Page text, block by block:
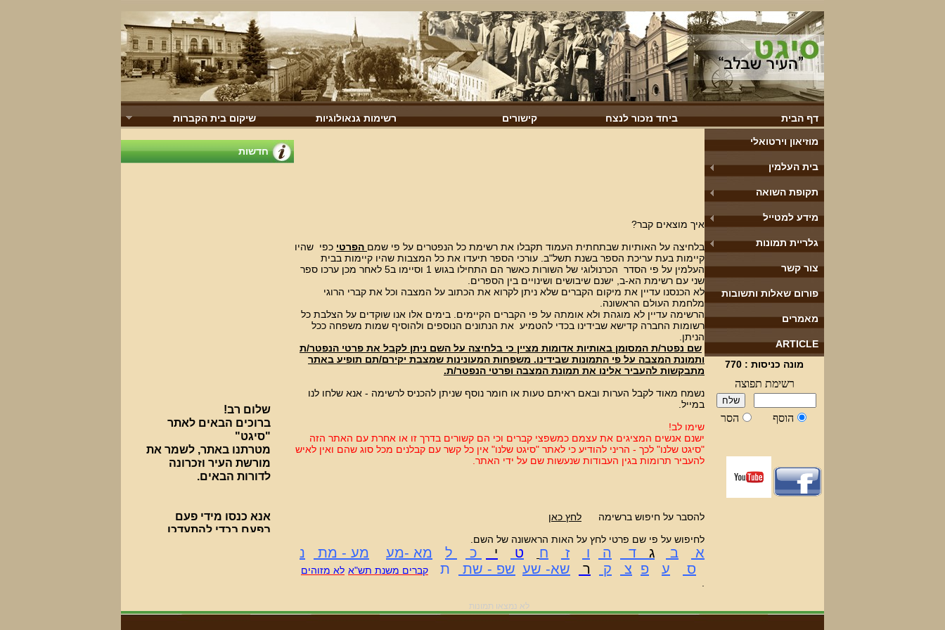
דף הבית ביחד נזכור לנצח קישורים רשימות גנאולוגיות שיקום בית הקברות
מוזיאון וירטואלי
בית העלמין
תקופת השואה
מידע למטייל
גלריית תמונות
צור קשר
פורום שאלות ותשובות
מאמרים
ARTICLE
מונה כניסות : 770
איך מוצאים קבר?
בלחיצה על האותיות שבתחתית העמוד תקבלו את רשימת כל הנפטרים על פי שמם הפרטי כפי שהיו
קיימות בעת עריכת הספר בשנת תשל"ב. עורכי הספר תיעדו את כל המצבות שהיו קיימות בבית
העלמין על פי הסדר הכרנולוגי של השורות כאשר הם התחילו בגוש 1 וסיימו ב5 לאחר מכן ערכו ספר
שני עם רשימת הא-ב, ישנם שיבושים ושינויים בין הספרים.
לא הכנסנו עדיין את מיקום הקברים שלא ניתן לקרוא את הכתוב על המצבה וכל את קברי הרוגי
מלחמת העולם הראשונה.
הרשימה עדיין לא מוגהת ולא אומתה על פי הקברים הקיימים. בימים אלו אנו שוקדים על הצלבת כל
רשומות החברה קדישא שבידינו בכדי להטמיע את הנתונים הנוספים ולהוסיף שמות משפחה ככל
הניתן.
שם נפטר/ת המסומן באותיות אדומות מציין כי בלחיצה על השם ניתן לקבל את פרטי הנפטר/ת
ותמונת המצבה על פי התמונות שבידינו. משפחות המעונינות שמצבת יקירם/תם תופיע באתר
מתבקשות להעביר אלינו את תמונת המצבה ופרטי הנפטר/ת.
נשמח מאוד לקבל הערות ובאם ראיתם טעות או חומר נוסף שניתן להכניס לרשימה - אנא שלחו לנו
במייל.
שימו לב!
ישנם אנשים המציגים את עצמם כמשפצי קברים וכי הם קשורים בדרך זו או אחרת עם האתר הזה
"סיגט שלנו" לכך - הריני להודיע כי לאתר "סיגט שלנו" אין כל קשר עם קבלנים מכל סוג שהם ואין לאיש
להעביר תרומות בגין העבודות שנעשות שם על ידי האתר.
להסבר על חיפוש ברשימה לחץ כאן
לחיפוש על פי שם פרטי לחץ על האות הראשונה של השם.
א ב ג ד ה ו ז ח ט י כ ל מא -מע מע - מת
נ
ס
ע פ צ ק ר שא- שע שפ - שת ת קברים משנת תש"א לא מזוהים
לא נמצאו תמונות
חדשות
שלום רב!
ברוכים הבאים לאתר
"סיגט"
מטרתנו באתר, לשמר את
מורשת העיר וזכרונה
לדורות הבאים.
בפעם בכדי להתעדכן
בחידושים.